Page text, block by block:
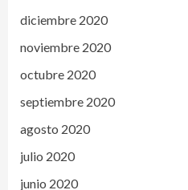
diciembre 2020
noviembre 2020
octubre 2020
septiembre 2020
agosto 2020
julio 2020
junio 2020